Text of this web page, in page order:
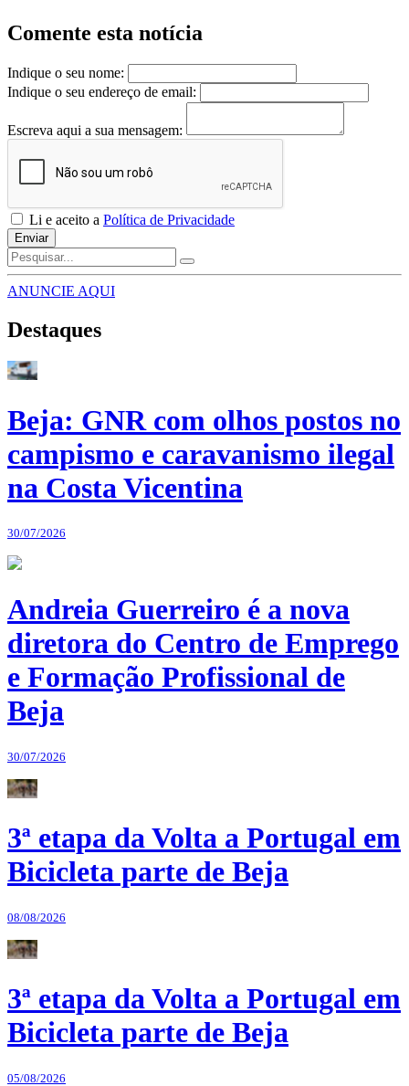
Comente esta notícia
Indique o seu nome:
Indique o seu endereço de email:
Escreva aqui a sua mensagem:
Li e aceito a Política de Privacidade
Enviar
ANUNCIE AQUI
Destaques
Beja: GNR com olhos postos no
campismo e caravanismo ilegal
na Costa Vicentina
30/07/2026
Andreia Guerreiro é a nova
diretora do Centro de Emprego
e Formação Profissional de
Beja
30/07/2026
3ª etapa da Volta a Portugal em
Bicicleta parte de Beja
08/08/2026
3ª etapa da Volta a Portugal em
Bicicleta parte de Beja
05/08/2026